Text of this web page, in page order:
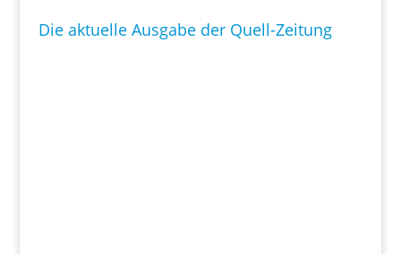
Die aktuelle Ausgabe der Quell-Zeitung